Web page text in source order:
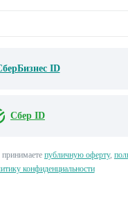
ID
Сбер ID
публичную оферту,
конфиденциальности